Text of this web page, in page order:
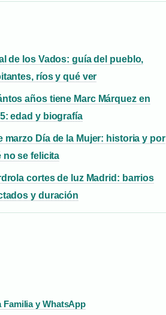
de los Vados: guía del pueblo,
ríos y qué ver
años tiene Marc Márquez en
edad y biografía
marzo Día de la Mujer: historia y por
no se felicita
cortes de luz Madrid: barrios
y duración
Familia y WhatsApp